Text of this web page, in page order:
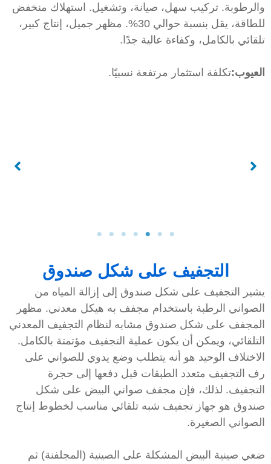
تركيب سهل، صيانة، وتشغيل. استهلاك منخفض
للطاقة، يقل بنسبة حوالي 30%. مظهر جميل، إنتاج كبير،
بالكامل، وكفاءة عالية جدًا.
تكلفة استثمار مرتفعة نسبيًا.
التجفيف على شكل صندوق
التجفيف على شكل صندوق إلى إزالة المياه من
الرطبة باستخدام مجفف به هيكل معدني. مظهر
على شكل صندوق مشابه لنظام التجفيف المعدني
ويمكن أن يكون عملية التجفيف مؤتمتة بالكامل.
الوحيد هو أنه يتطلب وضع يدوي للصواني على
التجفيف متعدد الطبقات قبل دفعها إلى حجرة
لذلك، فإن مجفف صواني البيض على شكل
هو جهاز تجفيف شبه تلقائي مناسب لخطوط إنتاج
الصغيرة.
صينية البيض المشكلة على الصينية (المجلفنة) ثم